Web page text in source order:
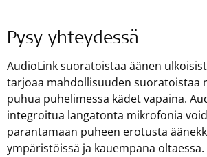
Pysy yhteydessä
AudioLink suoratoistaa äänen
tarjoaa mahdollisuuden suoratoistaa
puhua puhelimessa kädet vapaina.
integroitua langatonta mikrofonia
parantamaan puheen erotusta
ympäristöissä ja kauempana oltaessa.